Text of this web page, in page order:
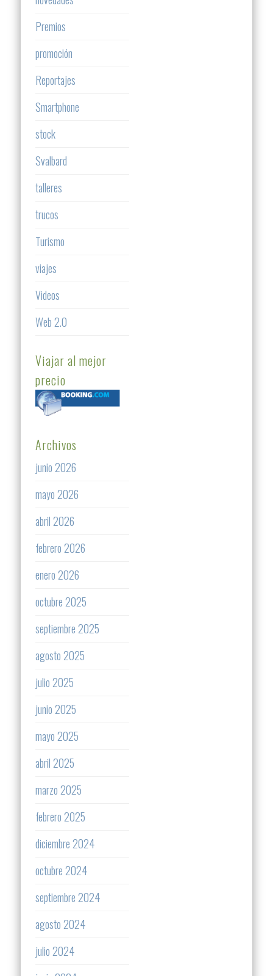
Premios
promoción
Reportajes
Smartphone
stock
Svalbard
talleres
trucos
Turismo
viajes
Videos
Web 2.0
Viajar al mejor
precio
Archivos
junio 2026
mayo 2026
abril 2026
febrero 2026
enero 2026
octubre 2025
septiembre 2025
agosto 2025
julio 2025
junio 2025
mayo 2025
abril 2025
marzo 2025
febrero 2025
diciembre 2024
octubre 2024
septiembre 2024
agosto 2024
julio 2024